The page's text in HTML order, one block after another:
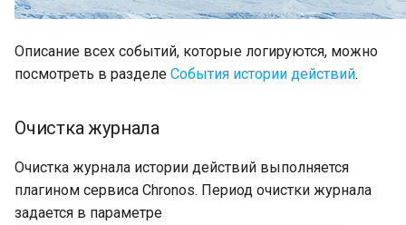
Описание всех событий, которые логируются, можно
посмотреть в разделе События истории действий.
Очистка журнала
Очистка журнала истории действий выполняется
плагином сервиса Chronos. Период очистки журнала
задается в параметре